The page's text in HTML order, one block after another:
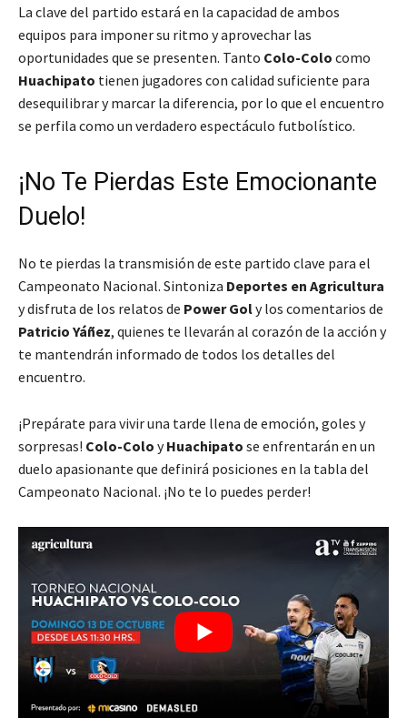
La clave del partido estará en la capacidad de ambos
equipos para imponer su ritmo y aprovechar las
oportunidades que se presenten. Tanto Colo-Colo como
Huachipato tienen jugadores con calidad suficiente para
desequilibrar y marcar la diferencia, por lo que el encuentro
se perfila como un verdadero espectáculo futbolístico.
¡No Te Pierdas Este Emocionante
Duelo!
No te pierdas la transmisión de este partido clave para el
Campeonato Nacional. Sintoniza Deportes en Agricultura
y disfruta de los relatos de Power Goly los comentarios de
Patricio Yáñez, quienes te llevarán al corazón de la acción y
te mantendrán informado de todos los detalles del
encuentro.
¡Prepárate para vivir una tarde llena de emoción, goles y
sorpresas! Colo-Colo yHuachipato se enfrentarán en un
duelo apasionante que definirá posiciones en la tabla del
Campeonato Nacional. ¡No te lo puedes perder!